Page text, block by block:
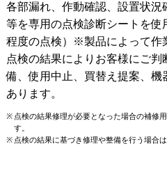
各部漏れ、作動確認、設置状
等を専用の点検診断シートを使
程度の点検）※製品によって作
点検の結果によりお客様にご
備、使用中止、買替え提案、機
あります。
点検の結果修理が必要となった場合の補修
す。
点検の結果に基づき修理や整備を行う場合